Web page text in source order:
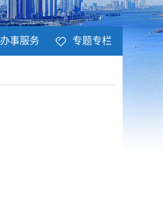
办事服务 专题专栏